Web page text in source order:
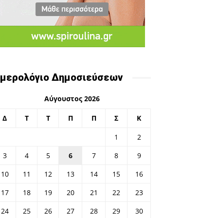
Δημοσιεύσεων
Αύγουστος 2026
Δ Τ Τ Π Π Σ Κ
1
2
3
4 5 6 7 8
9
10
11 12 13 14 15
16
17
18 19 20 21 22
23
24
25 26 27 28 29 30